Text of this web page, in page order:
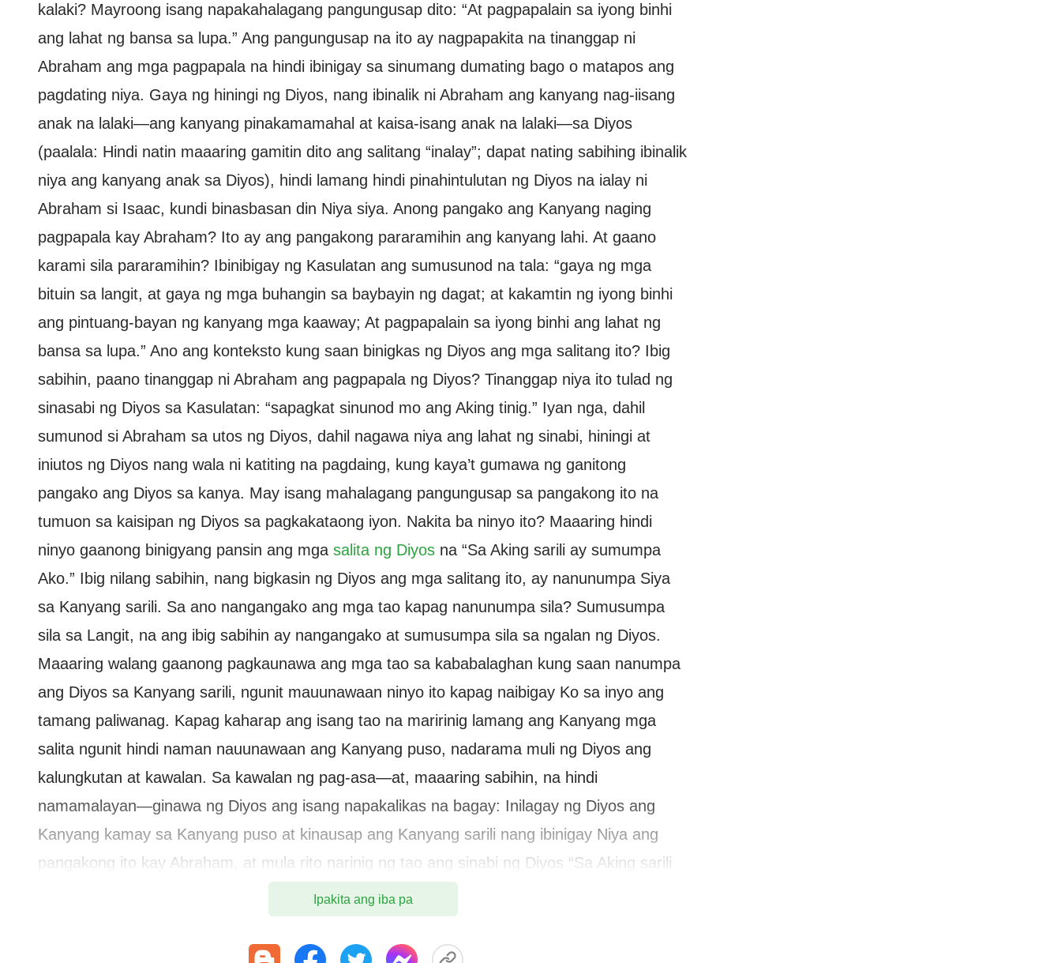
kalaki? Mayroong isang napakahalagang pangungusap dito: “At pagpapalain sa iyong binhi
ang lahat ng bansa sa lupa.” Ang pangungusap na ito ay nagpapakita na tinanggap ni
Abraham ang mga pagpapala na hindi ibinigay sa sinumang dumating bago o matapos ang
pagdating niya. Gaya ng hiningi ng Diyos, nang ibinalik ni Abraham ang kanyang nag-iisang
anak na lalaki—ang kanyang pinakamamahal at kaisa-isang anak na lalaki—sa Diyos
(paalala: Hindi natin maaaring gamitin dito ang salitang “inalay”; dapat nating sabihing ibinalik
niya ang kanyang anak sa Diyos), hindi lamang hindi pinahintulutan ng Diyos na ialay ni
Abraham si Isaac, kundi binasbasan din Niya siya. Anong pangako ang Kanyang naging
pagpapala kay Abraham? Ito ay ang pangakong pararamihin ang kanyang lahi. At gaano
karami sila pararamihin? Ibinibigay ng Kasulatan ang sumusunod na tala: “gaya ng mga
bituin sa langit, at gaya ng mga buhangin sa baybayin ng dagat; at kakamtin ng iyong binhi
ang pintuang-bayan ng kanyang mga kaaway; At pagpapalain sa iyong binhi ang lahat ng
bansa sa lupa.” Ano ang konteksto kung saan binigkas ng Diyos ang mga salitang ito? Ibig
sabihin, paano tinanggap ni Abraham ang pagpapala ng Diyos? Tinanggap niya ito tulad ng
sinasabi ng Diyos sa Kasulatan: “sapagkat sinunod mo ang Aking tinig.” Iyan nga, dahil
sumunod si Abraham sa utos ng Diyos, dahil nagawa niya ang lahat ng sinabi, hiningi at
iniutos ng Diyos nang wala ni katiting na pagdaing, kung kaya’t gumawa ng ganitong
pangako ang Diyos sa kanya. May isang mahalagang pangungusap sa pangakong ito na
tumuon sa kaisipan ng Diyos sa pagkakataong iyon. Nakita ba ninyo ito? Maaaring hindi
ninyo gaanong binigyang pansin ang mga salita ng Diyos na “Sa Aking sarili ay sumumpa
Ako.” Ibig nilang sabihin, nang bigkasin ng Diyos ang mga salitang ito, ay nanunumpa Siya
sa Kanyang sarili. Sa ano nangangako ang mga tao kapag nanunumpa sila? Sumusumpa
sila sa Langit, na ang ibig sabihin ay nangangako at sumusumpa sila sa ngalan ng Diyos.
Maaaring walang gaanong pagkaunawa ang mga tao sa kababalaghan kung saan nanumpa
ang Diyos sa Kanyang sarili, ngunit mauunawaan ninyo ito kapag naibigay Ko sa inyo ang
tamang paliwanag. Kapag kaharap ang isang tao na maririnig lamang ang Kanyang mga
salita ngunit hindi naman nauunawaan ang Kanyang puso, nadarama muli ng Diyos ang
kalungkutan at kawalan. Sa kawalan ng pag-asa—at, maaaring sabihin, na hindi
namamalayan—ginawa ng Diyos ang isang napakalikas na bagay: Inilagay ng Diyos ang
Kanyang kamay sa Kanyang puso at kinausap ang Kanyang sarili nang ibinigay Niya ang
pangakong ito kay Abraham, at mula rito narinig ng tao ang sinabi ng Diyos “Sa Aking sarili
ay sumumpa Ako.” Sa pamamagitan ng mga pagkilos ng Diyos, maaari mong isipin ang
iyong sarili. Kapag inilagay mo ang iyong kamay sa iyong puso at nakipag-usap ka sa iyong
sarili, malinaw ba sa iyo ang iyong sinasabi? Taos-puso ba ang iyong saloobin? Ikaw ba ay
Ipakita ang iba pa